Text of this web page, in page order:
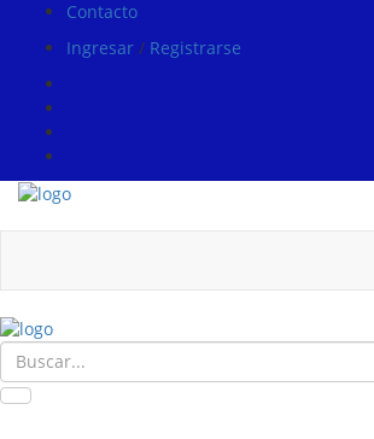
Contacto
Ingresar / Registrarse